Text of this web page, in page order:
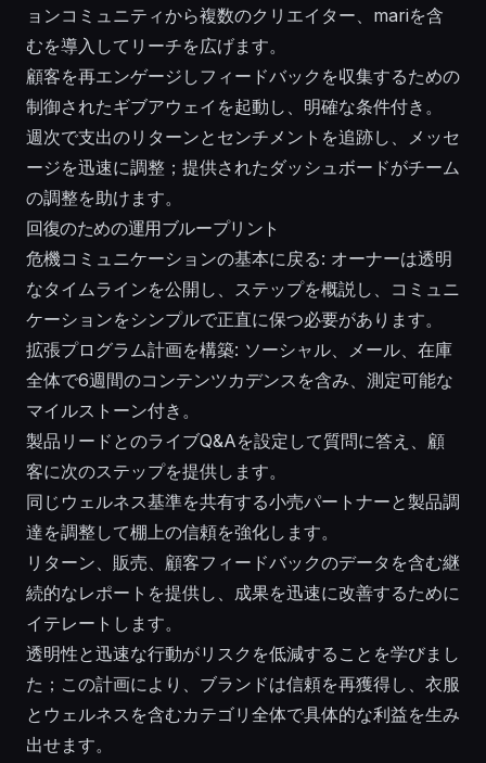
ョンコミュニティから複数のクリエイター、mariを含
むを導入してリーチを広げます。
顧客を再エンゲージしフィードバックを収集するための
制御されたギブアウェイを起動し、明確な条件付き。
週次で支出のリターンとセンチメントを追跡し、メッセ
ージを迅速に調整；提供されたダッシュボードがチーム
の調整を助けます。
回復のための運用ブループリント
危機コミュニケーションの基本に戻る: オーナーは透明
なタイムラインを公開し、ステップを概説し、コミュニ
ケーションをシンプルで正直に保つ必要があります。
拡張プログラム計画を構築: ソーシャル、メール、在庫
全体で6週間のコンテンツカデンスを含み、測定可能な
マイルストーン付き。
製品リードとのライブQ&Aを設定して質問に答え、顧
客に次のステップを提供します。
同じウェルネス基準を共有する小売パートナーと製品調
達を調整して棚上の信頼を強化します。
リターン、販売、顧客フィードバックのデータを含む継
続的なレポートを提供し、成果を迅速に改善するために
イテレートします。
透明性と迅速な行動がリスクを低減することを学びまし
た；この計画により、ブランドは信頼を再獲得し、衣服
とウェルネスを含むカテゴリ全体で具体的な利益を生み
出せます。